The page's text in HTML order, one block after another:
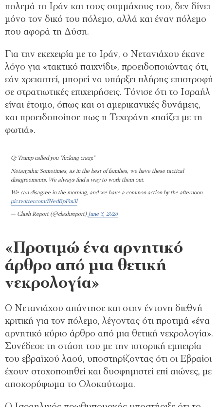
πολεμά το Ιράν και τους συμμάχους του, δεν δίνει
μόνο τον δικό του πόλεμο, αλλά και έναν πόλεμο
που αφορά τη Δύση.
Για την εκεχειρία με το Ιράν, ο Νετανιάχου έκανε
λόγο για «τακτικό παιχνίδι», προειδοποιώντας ότι,
εάν χρειαστεί, μπορεί να υπάρξει πλήρης επιστροφή
σε στρατιωτικές επιχειρήσεις. Τόνισε ότι το Ισραήλ
είναι έτοιμο, όπως και οι αμερικανικές δυνάμεις,
και προειδοποίησε πως η Τεχεράνη «παίζει με τη
φωτιά».
Q: Trump called you “fucking crazy.”
Netanyahu: Sometimes, as in the best of families, we have these tactical
disagreements. We always find a way to work them out.
We can disagree in the morning, and we have a common action by the afternoon.
pic.twitter.com/fNedBpFm3l
— Clash Report (@clashreport) June 3, 2026
«Προτιμώ ένα αρνητικό
άρθρο από μια θετική
νεκρολογία»
Ο Νετανιάχου απάντησε και στην έντονη διεθνή
κριτική για τον πόλεμο, λέγοντας ότι προτιμά «ένα
αρνητικό κύριο άρθρο από μια θετική νεκρολογία».
Συνέδεσε τη στάση του με την ιστορική εμπειρία
του εβραϊκού λαού, υποστηρίζοντας ότι οι Εβραίοι
έχουν στοχοποιηθεί και δυσφημιστεί επί αιώνες, με
αποκορύφωμα το Ολοκαύτωμα.